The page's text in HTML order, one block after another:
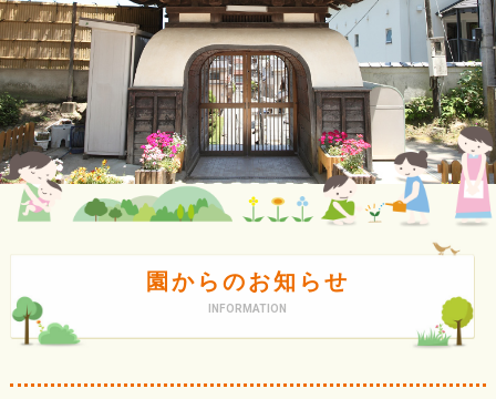
園からのお知らせ
INFORMATION